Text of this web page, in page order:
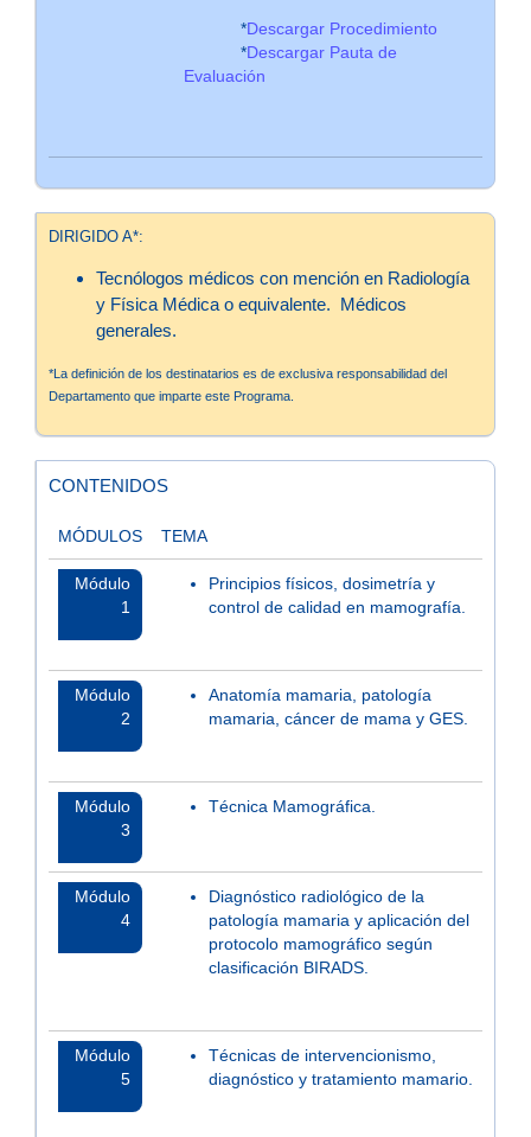
*Descargar Procedimiento
*Descargar Pauta de
Evaluación
DIRIGIDO A*:
Tecnólogos médicos con mención en Radiología
y Física Médica o equivalente. Médicos
generales.
*La definición de los destinatarios es de exclusiva responsabilidad del
Departamento que imparte este Programa.
CONTENIDOS
MÓDULOS TEMA
Módulo
1
Principios físicos, dosimetría y
control de calidad en mamografía.
Módulo
2
Anatomía mamaria, patología
mamaria, cáncer de mama y GES.
Módulo
3
Técnica Mamográfica.
Módulo
4
Diagnóstico radiológico de la
patología mamaria y aplicación del
protocolo mamográfico según
clasificación BIRADS.
Módulo
5
Técnicas de intervencionismo,
diagnóstico y tratamiento mamario.